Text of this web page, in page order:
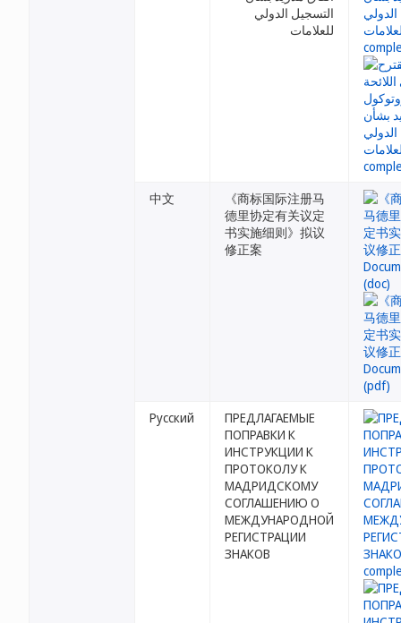
التسجيل الدولي
للعلامات
中文
《商标国际注册马
德里协定有关议定
书实施细则》拟议
修正案
Русский
ПРЕДЛАГАЕМЫЕ
ПОПРАВКИ К
ИНСТРУКЦИИ К
ПРОТОКОЛУ К
МАДРИДСКОМУ
СОГЛАШЕНИЮ О
МЕЖДУНАРОДНОЙ
РЕГИСТРАЦИИ
ЗНАКОВ